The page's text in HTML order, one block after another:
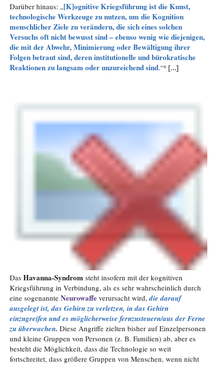
Darüber hinaus: „[K]ognitive Kriegsführung ist die Kunst,
technologische Werkzeuge zu nutzen, um die Kognition
menschlicher Ziele zu verändern, die sich eines solchen
Versuchs oft nicht bewusst sind – ebenso wenig wie diejenigen,
die mit der Abwehr, Minimierung oder Bewältigung ihrer
Folgen betraut sind, deren institutionelle und bürokratische
Reaktionen zu langsam oder unzureichend sind.“⁶ [...]
Das Havanna-Syndrom steht insofern mit der kognitiven
Kriegsführung in Verbindung, als es sehr wahrscheinlich durch
eine sogenannte Neurowaffe verursacht wird,die darauf
ausgelegt ist, das Gehirn zu verletzen, in das Gehirn
einzugreifen und es möglicherweise fernzusteuern/aus der Ferne
zu überwachen. Diese Angriffe zielten bisher auf Einzelpersonen
und kleine Gruppen von Personen (z. B. Familien) ab, aber es
besteht die Möglichkeit, dass die Technologie so weit
fortschreitet, dass größere Gruppen von Menschen, wenn nicht